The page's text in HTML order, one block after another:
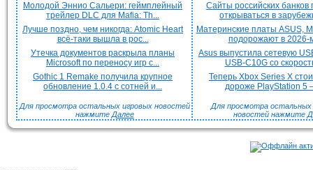
Молодой Эннио Сальери: геймплейный
трейлер DLC для Mafia: Th...
Лучше поздно, чем никогда: Atomic Heart
всё-таки вышла в рос...
Утечка документов раскрыла планы
Microsoft по переносу игр с...
Gothic 1 Remake получила крупное
обновление 1.0.4 с сотней и...
Для просмотра остальных игровых новостей
нажмите Далее
Сайты российских банков
открываться в
Материнские платы ASUS,
подорожают в
Asus выпустила сетевую
USB-C10G со
Теперь Xbox Series X
дороже PlayStation 5
Для просмотра остальных
новостей нажмите